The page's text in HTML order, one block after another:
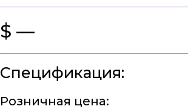
$ —
Спецификация:
Розничная цена: